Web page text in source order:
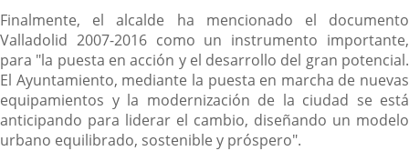
Finalmente, el alcalde ha mencionado el documento
Valladolid 2007-2016 como un instrumento importante,
para "la puesta en acción y el desarrollo del gran potencial.
El Ayuntamiento, mediante la puesta en marcha de nuevas
equipamientos y la modernización de la ciudad se está
anticipando para liderar el cambio, diseñando un modelo
urbano equilibrado, sostenible y próspero".